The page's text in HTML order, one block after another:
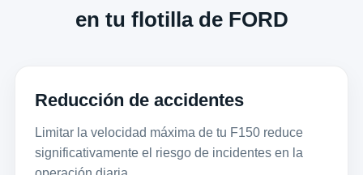
en tu flotilla de FORD
Reducción de accidentes
Limitar la velocidad máxima de tu F150 reduce
significativamente el riesgo de incidentes en la